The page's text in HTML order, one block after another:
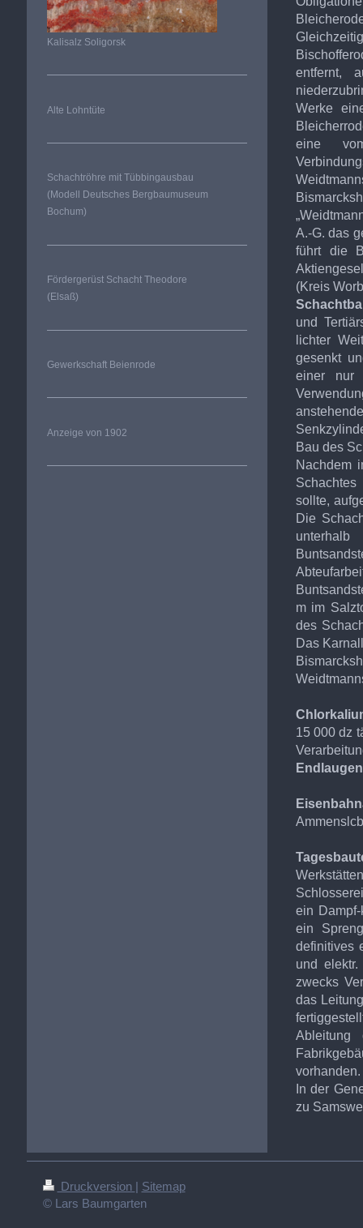
entfernt,
Werke
eine
A.-G. das
führt die
(Kreis
und
lichter
gesenkt
einer nur
Bau des
Nachdem
sollte,
Die
m im
des
Das
15 000 dz
ein
ein
definitives
und
zwecks
das
vorhanden.
In der
zu
Kalisalz Soligorsk
Alte Lohntüte
Schachtröhre mit Tübbingausbau
(Modell Deutsches Bergbaumuseum
Bochum)
Fördergerüst Schacht Theodore
(Elsaß)
Gewerkschaft Beienrode
Anzeige von 1902
Druckversion | Sitemap
© Lars Baumgarten